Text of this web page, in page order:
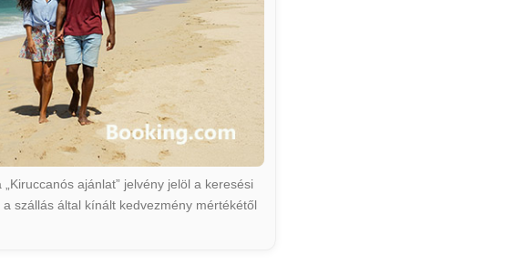
ajánlat” jelvény jelöl a keresési
szállás által kínált kedvezmény mértékétől